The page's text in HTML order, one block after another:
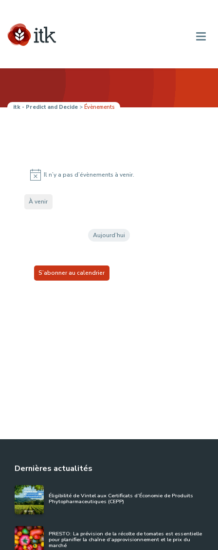
itk - Predict and Decide > Évènements
NoticeIl n’y a pas d’évènements à venir.
À venir
Aujourd’hui
S’abonner au calendrier
Dernières actualités
Éligibilité de Vintel aux Certificats d’Économie de Produits
Phytopharmaceutiques (CEPP)
PRESTO: La prévision de la récolte de tomates est essentielle
pour planifier la chaîne d’approvisionnement et le prix du
marché